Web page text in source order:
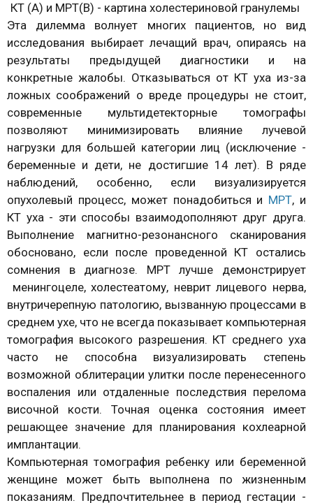
КТ (А) и МРТ(В) - картина холестериновой гранулемы
Эта дилемма волнует многих пациентов, но вид
исследования выбирает лечащий врач, опираясь на
результаты предыдущей диагностики и на
конкретные жалобы. Отказываться от КТ уха из-за
ложных соображений о вреде процедуры не стоит,
современные мультидетекторные томографы
позволяют минимизировать влияние лучевой
нагрузки для большей категории лиц (исключение -
беременные и дети, не достигшие 14 лет). В ряде
наблюдений, особенно, если визуализируется
опухолевый процесс, может понадобиться и МРТ, и
КТ уха - эти способы взаимодополняют друг друга.
Выполнение магнитно-резонансного сканирования
обосновано, если после проведенной КТ остались
сомнения в диагнозе. МРТ лучше демонстрирует
менингоцеле, холестеатому, неврит лицевого нерва,
внутричерепную патологию, вызванную процессами в
среднем ухе, что не всегда показывает компьютерная
томография высокого разрешения. КТ среднего уха
часто не способна визуализировать степень
возможной облитерации улитки после перенесенного
воспаления или отдаленные последствия перелома
височной кости. Точная оценка состояния имеет
решающее значение для планирования кохлеарной
имплантации.
Компьютерная томография ребенку или беременной
женщине может быть выполнена по жизненным
показаниям. Предпочтительнее в период гестации -